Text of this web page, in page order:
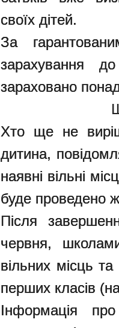
своїх дітей.
За
зарахування
зараховано
Хто ще не
дитина,
наявні вільні
буде проведено
Після
червня,
вільних місць
перших класів
Інформація